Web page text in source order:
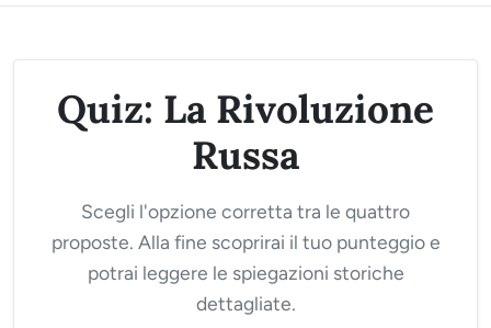
Quiz: La Rivoluzione
Russa
Scegli l'opzione corretta tra le quattro
proposte. Alla fine scoprirai il tuo punteggio e
potrai leggere le spiegazioni storiche
dettagliate.